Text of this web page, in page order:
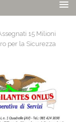
15 Milioni
per la Sicurezza